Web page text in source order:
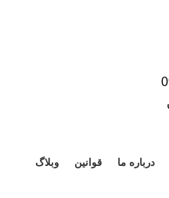
درباره ما قوانین وبلاگ